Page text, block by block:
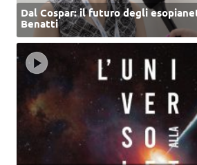
Dal Cospar: il futuro degli
Benatti